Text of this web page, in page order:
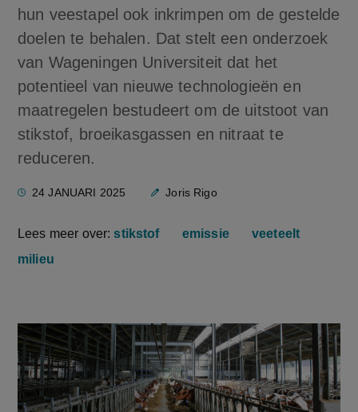
hun veestapel ook inkrimpen om de gestelde
doelen te behalen. Dat stelt een onderzoek
van Wageningen Universiteit dat het
potentieel van nieuwe technologieën en
maatregelen bestudeert om de uitstoot van
stikstof, broeikasgassen en nitraat te
reduceren.
24 JANUARI 2025 Joris Rigo
Lees meer over:stikstof emissie
veeteelt
milieu